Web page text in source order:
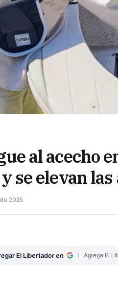
al acecho
se elevan
2025
El Libertador en Agrega El